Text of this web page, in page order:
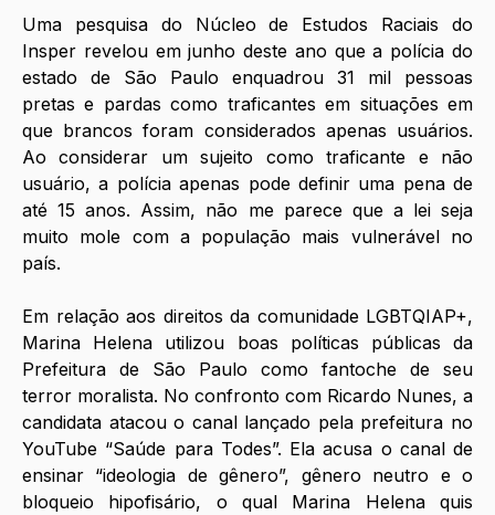
Uma pesquisa do Núcleo de Estudos Raciais do
Insper revelou em junho deste ano que a polícia do
estado de São Paulo enquadrou 31 mil pessoas
pretas e pardas como traficantes em situações em
que brancos foram considerados apenas usuários.
Ao considerar um sujeito como traficante e não
usuário, a polícia apenas pode definir uma pena de
até 15 anos. Assim, não me parece que a lei seja
muito mole com a população mais vulnerável no
país.
Em relação aos direitos da comunidade LGBTQIAP+,
Marina Helena utilizou boas políticas públicas da
Prefeitura de São Paulo como fantoche de seu
terror moralista. No confronto com Ricardo Nunes, a
candidata atacou o canal lançado pela prefeitura no
YouTube “Saúde para Todes”. Ela acusa o canal de
ensinar “ideologia de gênero”, gênero neutro e o
bloqueio hipofisário, o qual Marina Helena quis